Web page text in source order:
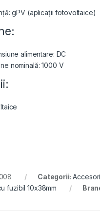
gPV (aplicații fotovoltaice)
alimentare: DC
nominală: 1000 V
Categorii:
fuzibil 10x38mm